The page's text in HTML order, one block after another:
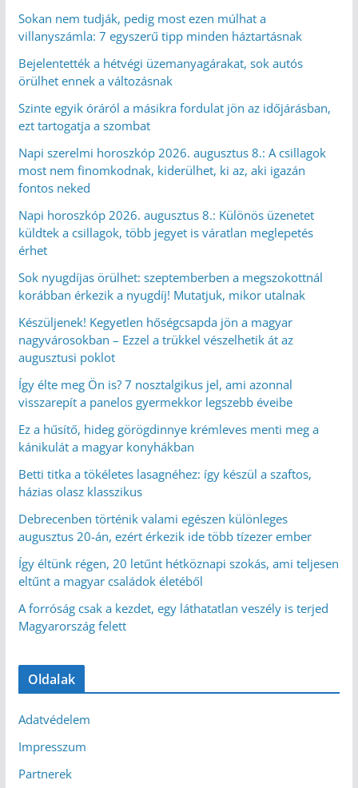
Sokan nem tudják, pedig most ezen múlhat a
villanyszámla: 7 egyszerű tipp minden háztartásnak
Bejelentették a hétvégi üzemanyagárakat, sok autós
örülhet ennek a változásnak
Szinte egyik óráról a másikra fordulat jön az időjárásban,
ezt tartogatja a szombat
Napi szerelmi horoszkóp 2026. augusztus 8.: A csillagok
most nem finomkodnak, kiderülhet, ki az, aki igazán
fontos neked
Napi horoszkóp 2026. augusztus 8.: Különös üzenetet
küldtek a csillagok, több jegyet is váratlan meglepetés
érhet
Sok nyugdíjas örülhet: szeptemberben a megszokottnál
korábban érkezik a nyugdíj! Mutatjuk, mikor utalnak
Készüljenek! Kegyetlen hőségcsapda jön a magyar
nagyvárosokban – Ezzel a trükkel vészelhetik át az
augusztusi poklot
Így élte meg Ön is? 7 nosztalgikus jel, ami azonnal
visszarepít a panelos gyermekkor legszebb éveibe
Ez a hűsítő, hideg görögdinnye krémleves menti meg a
kánikulát a magyar konyhákban
Betti titka a tökéletes lasagnéhez: így készül a szaftos,
házias olasz klasszikus
Debrecenben történik valami egészen különleges
augusztus 20-án, ezért érkezik ide több tízezer ember
Így éltünk régen, 20 letűnt hétköznapi szokás, ami teljesen
eltűnt a magyar családok életéből
A forróság csak a kezdet, egy láthatatlan veszély is terjed
Magyarország felett
Oldalak
Adatvédelem
Impresszum
Partnerek